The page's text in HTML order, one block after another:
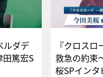
ルダデ
田篤宏S
ュー
『クロス
救急の約束
桜SPイ